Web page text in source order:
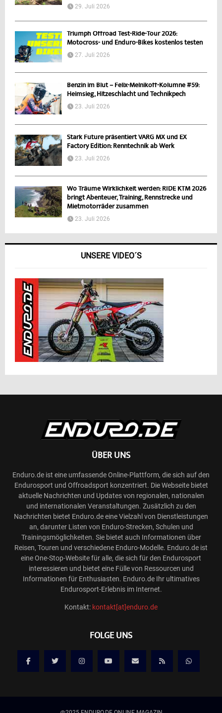
29. Juli 2026
Triumph Offroad Test-Ride-Tour 2026:
Motocross- und Enduro-Bikes kostenlos testen
27. Juli 2026
Benzin im Blut – Felix-Melnikoff-Kolumne #59:
Heimsieg, Hitzeschlacht und Technikpech
23. Juli 2026
Stark Future präsentiert VARG MX und EX
Factory Edition: Renntechnik ab Werk
23. Juli 2026
Wo Träume Wirklichkeit werden: RIDE KTM 2026
bringt Abenteuer, Training, Rennstrecke und
Mietmotorräder zusammen
23. Juli 2026
UNSERE VIDEO´S
ÜBER UNS
Enduro.de ist eine umfassende Online-Plattform, die sich auf den
Endurosport und Offroadsport konzentriert. Die Webseite bietet
aktuelle Nachrichten und Updates von regionalen, nationalen
und internationalen Veranstaltungen. Zusätzlich zu den
Nachrichten bietet Enduro.de eine Vielzahl von Dienstleistungen
an, darunter Listen von Enduro-Strecken, Schulen und
Trainingsmöglichkeiten. Sie bietet auch Informationen über
Reisen, Touren und verschiedene Enduro-Modelle. Enduro.de ist
eine One-Stop-Website für alle, die sich für den Endurosport
interessieren und bietet eine Fülle von Ressourcen und
Informationen für Enthusiasten. Enduro.de Ihr ultimatives
Endurosport-Erlebnis im Internet.
Kontakt: kontakt[at]enduro.de
FOLGE UNS